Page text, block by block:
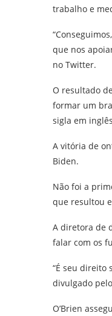
trabalho e
que nos
no Twitter.
O resultado
formar um
sigla em
A vitória de
Biden.
Não foi a
que resultou
A diretora de
falar com os
“É seu direito
divulgado
O’Brien